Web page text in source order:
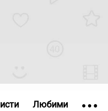
Любими